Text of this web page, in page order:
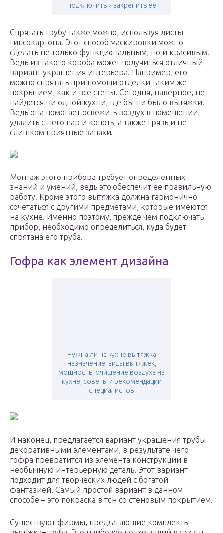
подключить и закрепить её
Спрятать трубу также можно, используя листы
гипсокартона. Этот способ маскировки можно
сделать не только функциональным, но и красивым.
Ведь из такого короба может получиться отличный
вариант украшения интерьера. Например, его
можно спрятать при помощи отделки таким же
покрытием, как и все стены. Сегодня, наверное, не
найдется ни одной кухни, где бы ни было вытяжки.
Ведь она помогает освежить воздух в помещении,
удалить с него пар и копоть, а также грязь и не
слишком приятные запахи.
Монтаж этого прибора требует определенных
знаний и умений, ведь это обеспечит ее правильную
работу. Кроме этого вытяжка должна гармонично
сочетаться с другими предметами, которые имеются
на кухне. Именно поэтому, прежде чем подключать
прибор, необходимо определиться, куда будет
спрятана его труба.
Гофра как элемент дизайна
Нужна ли на кухне вытяжка
назначение, виды вытяжек,
мощность, очищение воздуха на
кухне, советы и рекомендации
специалистов
И наконец, предлагается вариант украшения трубы
декоративными элементами, в результате чего
гофра превратится из элемента конструкции в
необычную интерьерную деталь. Этот вариант
подходит для творческих людей с богатой
фантазией. Самый простой вариант в данном
способе – это покраска в тон со стеновым покрытием.
Существуют фирмы, предлагающие комплекты